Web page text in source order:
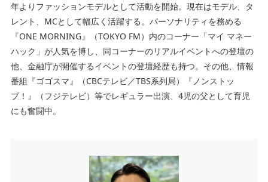
年よりファッションモデルとして活動を開始。現在はモデル、タ
レント、MCとして幅広く活躍する。パーソナリティを務める
『ONE MORNING』（TOKYO FM）内のコーナー「マイ マネー
ハック」が人気を博し、同コーナーのリアルイベントへの登壇の
他、金融庁が開催するイベントの登壇経歴も持つ。その他、情報
番組『ゴゴスマ』（CBCテレビ／TBS系列局）『ノンストッ
プ！』（フジテレビ）等でレギュラー出演、4児の父として育児
にも奮闘中。